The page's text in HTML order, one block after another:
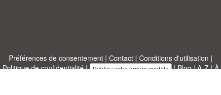
Préférences de consentement| Contact| Conditions d'utilisation |
Politique de confidentialité| Publiez votre propre modèle |Blog|A-Z|À